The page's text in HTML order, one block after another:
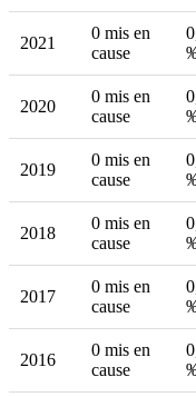
2021
0 mis en
cause
2020
0 mis en
cause
2019
0 mis en
cause
2018
0 mis en
cause
2017
0 mis en
cause
2016
0 mis en
cause